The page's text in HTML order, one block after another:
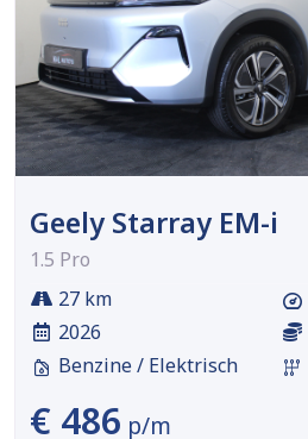
Geely Starray EM-i
1.5 Pro
27 km
2026
Benzine / Elektrisch
€ 486 p/m